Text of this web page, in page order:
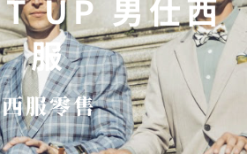
UP 男仕西
服
西服零售